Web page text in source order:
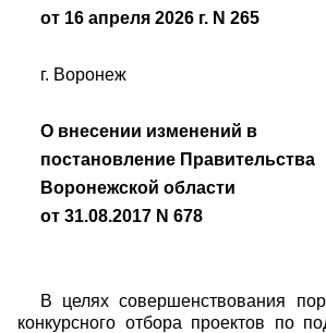
от 16 апреля 2026 г. N 265
г. Воронеж
О внесении изменений в
постановление Правительства
Воронежской области
от 31.08.2017 N 678
В целях совершенствования
конкурсного отбора проектов по